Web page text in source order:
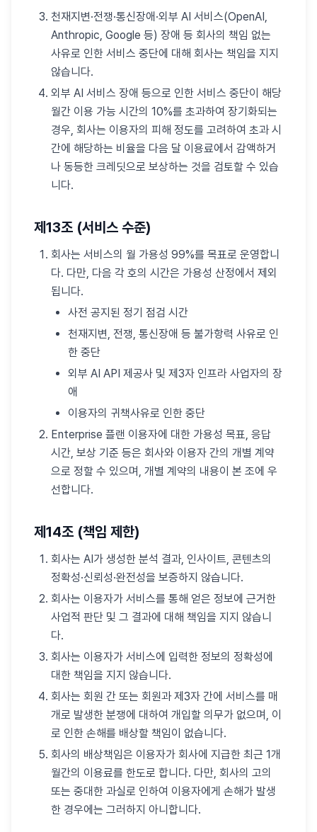
천재지변·전쟁·통신장애·외부 AI 서비스(OpenAI,
Anthropic, Google 등) 장애 등 회사의 책임 없는
사유로 인한 서비스 중단에 대해 회사는 책임을 지지
않습니다.
외부 AI 서비스 장애 등으로 인한 서비스 중단이 해당
월간 이용 가능 시간의 10%를 초과하여 장기화되는
경우, 회사는 이용자의 피해 정도를 고려하여 초과 시
간에 해당하는 비율을 다음 달 이용료에서 감액하거
나 동등한 크레딧으로 보상하는 것을 검토할 수 있습
니다.
제13조 (서비스 수준)
회사는 서비스의 월 가용성 99%를 목표로 운영합니
다. 다만, 다음 각 호의 시간은 가용성 산정에서 제외
됩니다.
사전 공지된 정기 점검 시간
천재지변, 전쟁, 통신장애 등 불가항력 사유로 인
한 중단
외부 AI API 제공사 및 제3자 인프라 사업자의 장
애
이용자의 귀책사유로 인한 중단
Enterprise 플랜 이용자에 대한 가용성 목표, 응답
시간, 보상 기준 등은 회사와 이용자 간의 개별 계약
으로 정할 수 있으며, 개별 계약의 내용이 본 조에 우
선합니다.
제14조 (책임 제한)
회사는 AI가 생성한 분석 결과, 인사이트, 콘텐츠의
정확성·신뢰성·완전성을 보증하지 않습니다.
회사는 이용자가 서비스를 통해 얻은 정보에 근거한
사업적 판단 및 그 결과에 대해 책임을 지지 않습니
다.
회사는 이용자가 서비스에 입력한 정보의 정확성에
대한 책임을 지지 않습니다.
회사는 회원 간 또는 회원과 제3자 간에 서비스를 매
개로 발생한 분쟁에 대하여 개입할 의무가 없으며, 이
로 인한 손해를 배상할 책임이 없습니다.
회사의 배상책임은 이용자가 회사에 지급한 최근 1개
월간의 이용료를 한도로 합니다. 다만, 회사의 고의
또는 중대한 과실로 인하여 이용자에게 손해가 발생
한 경우에는 그러하지 아니합니다.